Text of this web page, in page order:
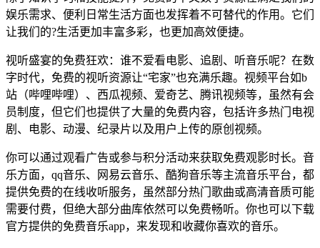
娱乐需求、便利日常生活方面也发挥着不可替代的作用。它们
让我们的?生活更加丰富多彩，也更加高效便捷。
视听盛宴的免费狂欢：谁不爱看电影、追剧、听音乐呢？在数
字时代，免费的视听资源让“宅家”也充满乐趣。视频平台如b
站（哔哩哔哩）、西瓜视频、爱奇艺、腾讯视频等，虽然有会
员制度，但它们也提供了大量的免费内容，包括许多热门电视
剧、电影、动漫、纪录片以及用户上传的原创视频。
你可以通过观看广告或参与积分活动来获取免费观影时长。音
乐方面，qq音乐、网易云音乐、酷狗音乐等主流音乐平台，都
提供免费的在线收听服务，虽然部分热门歌曲或高清音质可能
需要付费，但绝大部分曲库依然可以免费畅听。你也可以下载
官方提供的免费音乐app，来发现和收藏你喜欢的音乐。